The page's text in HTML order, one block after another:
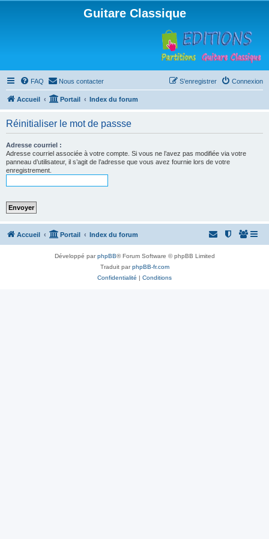
Guitare Classique
FAQ Nous contacter Connexion
S’enregistrer
Accueil Portail Index du forum
Réinitialiser le mot de passse
Adresse courriel :
Adresse courriel associée à votre compte. Si vous ne l’avez pas modifiée via votre
panneau d’utilisateur, il s’agit de l’adresse que vous avez fournie lors de votre
enregistrement.
Accueil Portail Index du forum
Développé parphpBB® Forum Software © phpBB Limited
Traduit parphpBB-fr.com
Confidentialité | Conditions